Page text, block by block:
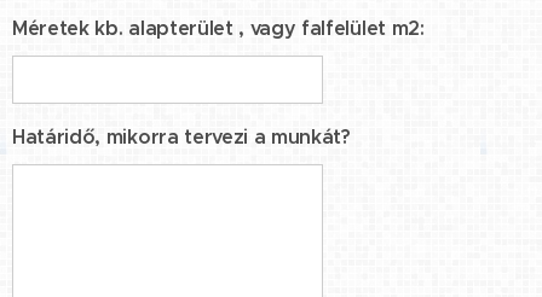
Méretek kb. alapterület , vagy falfelület m2:
Határidő, mikorra tervezi a munkát?